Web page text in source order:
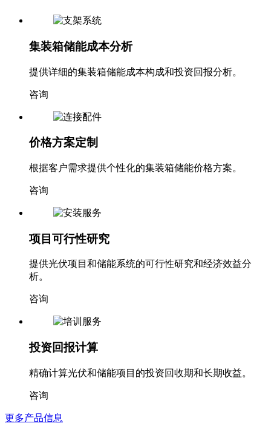
集装箱储能成本分析
提供详细的集装箱储能成本构成和投资回报分析。
咨询
价格方案定制
根据客户需求提供个性化的集装箱储能价格方案。
咨询
项目可行性研究
提供光伏项目和储能系统的可行性研究和经济效益分
析。
咨询
投资回报计算
精确计算光伏和储能项目的投资回收期和长期收益。
咨询
更多产品信息